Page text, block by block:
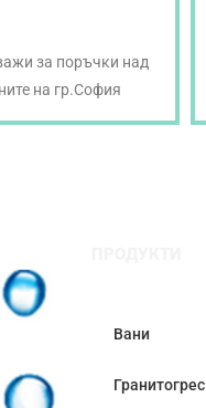
за поръчки над
на гр.София
Вани
Гранитогрес